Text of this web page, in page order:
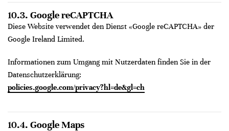
10.3. Google reCAPTCHA
Diese Website verwendet den Dienst «Google reCAPTCHA» der
Google Ireland Limited.
Informationen zum Umgang mit Nutzerdaten finden Sie in der
Datenschutzerklärung:
policies.google.com/privacy?hl=de&gl=ch
10.4. Google Maps